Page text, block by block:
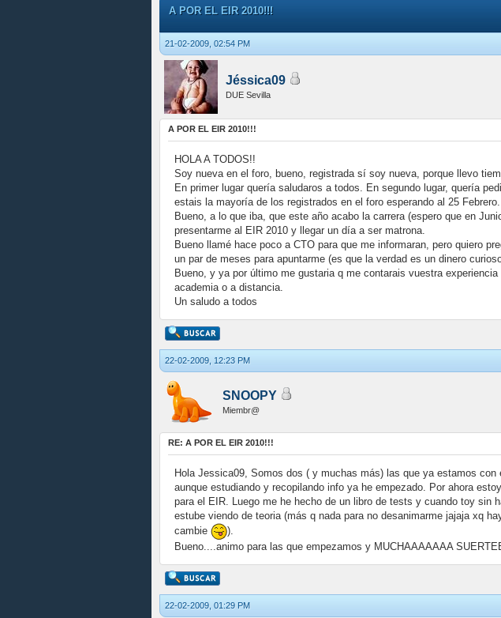
A POR EL EIR 2010!!!
21-02-2009, 02:54 PM
Jéssica09
DUE Sevilla
A POR EL EIR 2010!!!
HOLA A TODOS!!
Soy nueva en el foro, bueno, registrada sí soy nueva, porque llevo
En primer lugar quería saludaros a todos. En segundo lugar, quería
estais la mayoría de los registrados en el foro esperando al 25 Febrero.
Bueno, a lo que iba, que este año acabo la carrera (espero que en
presentarme al EIR 2010 y llegar un día a ser matrona.
Bueno llamé hace poco a CTO para que me informaran, pero quiero
un par de meses para apuntarme (es que la verdad es un dinero
Bueno, y ya por último me gustaria q me contarais vuestra
academia o a distancia.
Un saludo a todos
22-02-2009, 12:23 PM
SNOOPY
Miembr@
RE: A POR EL EIR 2010!!!
Hola Jessica09, Somos dos ( y muchas más) las que ya estamos
aunque estudiando y recopilando info ya he empezado. Por ahora
para el EIR. Luego me he hecho de un libro de tests y cuando toy sin
estube viendo de teoria (más q nada para no desanimarme jajaja xq
cambie
).
Bueno....animo para las que empezamos y MUCHAAAAAAA
22-02-2009, 01:29 PM